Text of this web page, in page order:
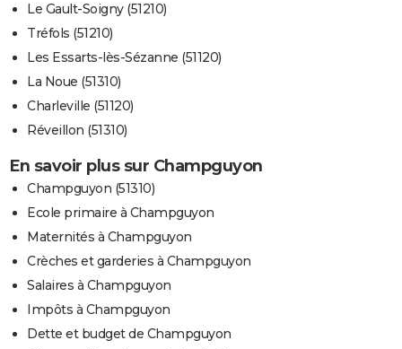
Le Gault-Soigny (51210)
Tréfols (51210)
Les Essarts-lès-Sézanne (51120)
La Noue (51310)
Charleville (51120)
Réveillon (51310)
En savoir plus sur Champguyon
Champguyon (51310)
Ecole primaire à Champguyon
Maternités à Champguyon
Crèches et garderies à Champguyon
Salaires à Champguyon
Impôts à Champguyon
Dette et budget de Champguyon